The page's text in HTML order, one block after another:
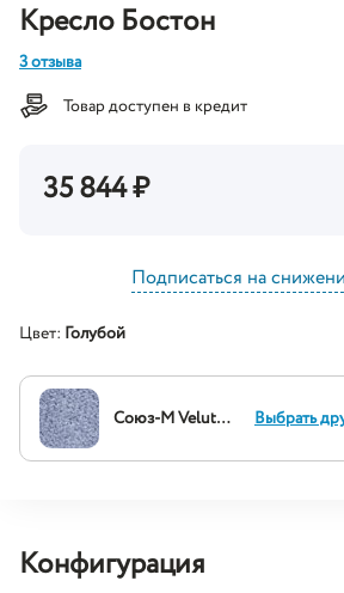
Кресло Бостон
3 отзыва
Товар доступен в кредит
35 844₽
Подписаться на
Цвет: Голубой
Союз-М Velutto 49 Выбрать
Конфигурация